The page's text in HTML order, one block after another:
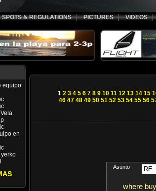
SPOTS & REGULATIONS PICTURES VIDEOS
equipo
en
yerko
1 2 3 4 5 6 7 8 9 10 11 12 13 14 15
46 47 48 49 50 51 52 53 54 55 56
Asunto :
where